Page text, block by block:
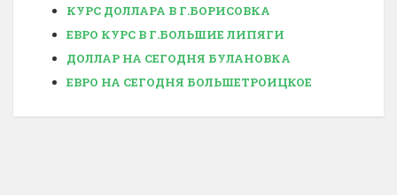
КУРС ДОЛЛАРА В Г.БОРИСОВКА
ЕВРО КУРС В Г.БОЛЬШИЕ ЛИПЯГИ
ДОЛЛАР НА СЕГОДНЯ БУЛАНОВКА
ЕВРО НА СЕГОДНЯ БОЛЬШЕТРОИЦКОЕ